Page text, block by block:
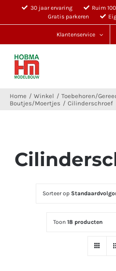
30 jaar ervaring
Ruim
Gratis parkeren
Klantenservice
Home Winkel
Toebehoren/
Boutjes/Moertjes
Cilinderschroef
Sorteer op
Toon18 producten